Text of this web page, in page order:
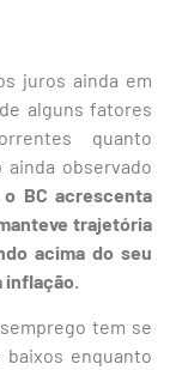
juros ainda em
alguns fatores
quanto
ainda observado
o BC acrescenta
trajetória
acima do seu
inflação.
tem se
enquanto